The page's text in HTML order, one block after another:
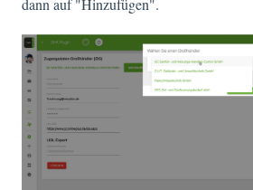
dann auf "Hinzufügen".